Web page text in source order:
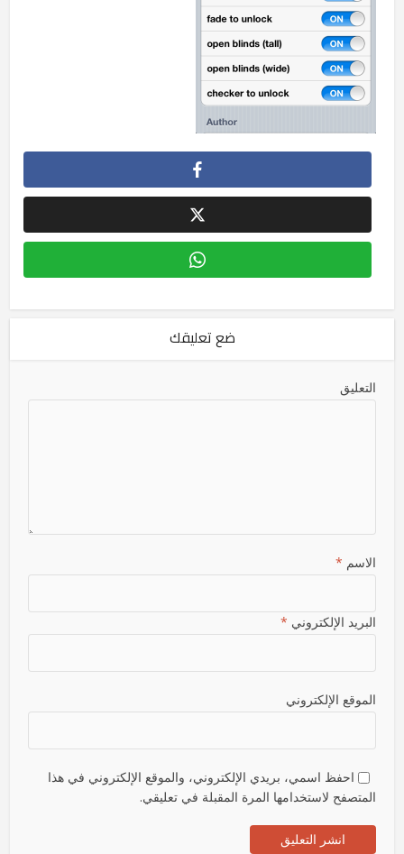
ضع تعليقك
التعليق
الاسم *
البريد الإلكتروني *
الموقع الإلكتروني
احفظ اسمي، بريدي الإلكتروني، والموقع الإلكتروني في هذا
المتصفح لاستخدامها المرة المقبلة في تعليقي.